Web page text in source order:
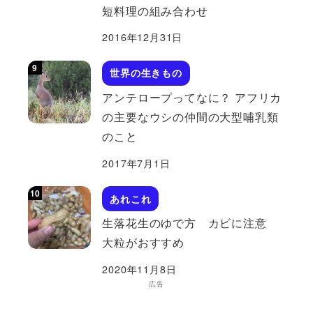
短料理の組み合わせ
2016年12月31日
世界の生きもの
アンテロープってなに？ アフリカ
の主要なウシの仲間の大型哺乳類
のこと
2017年7月1日
あれこれ
生落花生のゆで方 カビに注意
大粒がおすすめ
2020年11月8日
広告